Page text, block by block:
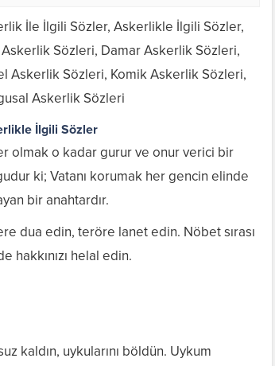
İle İlgili Sözler, Askerlikle İlgili Sözler,
Askerlik Sözleri, Damar Askerlik Sözleri,
Askerlik Sözleri, Komik Askerlik Sözleri,
Askerlik Sözleri
İlgili Sözler
olmak o kadar gurur ve onur verici bir
ki; Vatanı korumak her gencin elinde
bir anahtardır.
dua edin, teröre lanet edin. Nöbet sırası
hakkınızı helal edin.
kaldın, uykularını böldün. Uykum